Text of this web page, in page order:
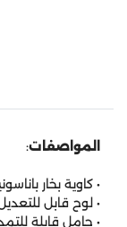
المواصفات:
• كاوية بخار
• لوح قابل
• حامل قابلة